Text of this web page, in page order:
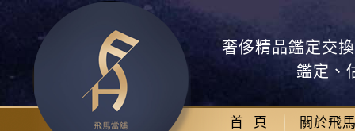
奢侈精品鑑定交
鑑定、
首 頁 關於飛